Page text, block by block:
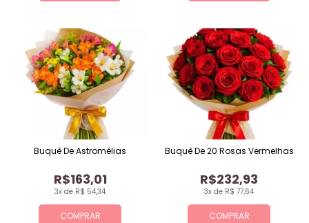
COMPRAR
3x de R$ 54,34
R$163,01
Buquê De Astromélias
COMPRAR
3x de R$ 77,64
R$232,93
Buquê De 20 Rosas Vermelhas